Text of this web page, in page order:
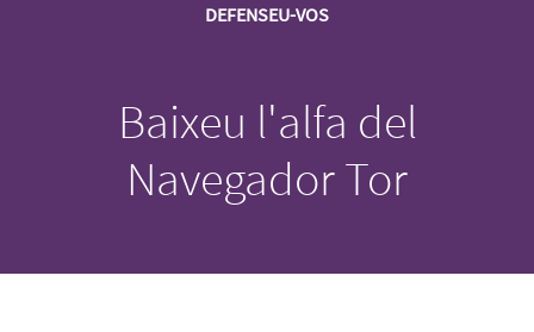
DEFENSEU-VOS
Baixeu l'alfa del
Navegador Tor